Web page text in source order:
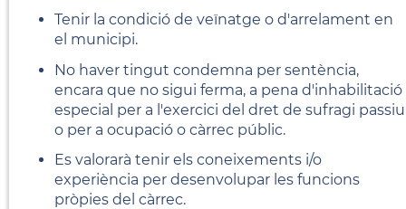
Tenir la condició de veïnatge o d'arrelament en
el municipi.
No haver tingut condemna per sentència,
encara que no sigui ferma, a pena d'inhabilitació
especial per a l'exercici del dret de sufragi passiu
o per a ocupació o càrrec públic.
Es valorarà tenir els coneixements i/o
experiència per desenvolupar les funcions
pròpies del càrrec.